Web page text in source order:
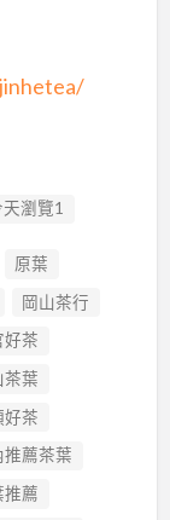
瀏覽1
原葉
岡山茶行
好茶
茶葉
好茶
推薦茶葉
推薦